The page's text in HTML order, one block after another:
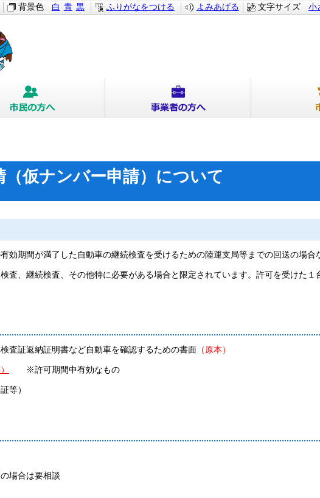
文字サイズ 小
背景色 白 青 黒 ふりがなをつける よみあげる
（仮ナンバー申請）について
効期間が満了した自動車の継続検査を受けるための陸運支局等までの回送の場合
査、継続検査、その他特に必要がある場合と限定されています。許可を受けた
査証返納証明書など自動車を確認するための書面 （原本）
※許可期間中有効なもの
等）
場合は要相談